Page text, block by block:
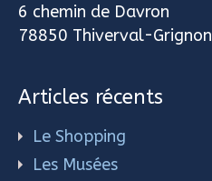
6 chemin de Davron
78850 Thiverval-Grignon
Articles récents
Le Shopping
Les Musées